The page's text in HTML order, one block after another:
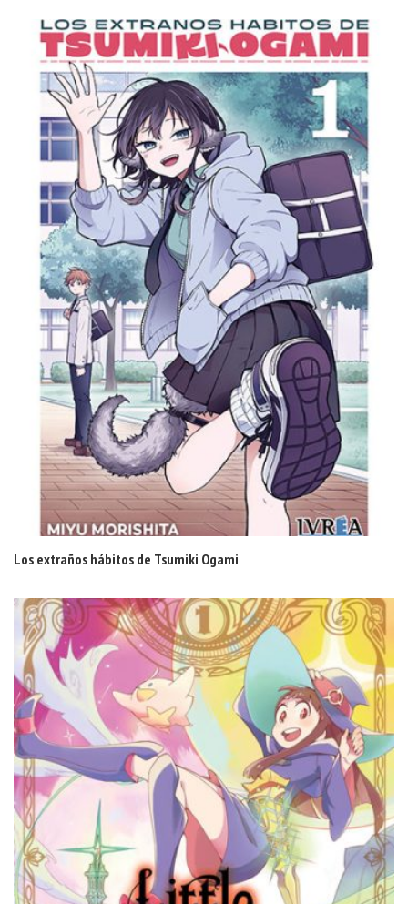
Los extraños hábitos de Tsumiki Ogami